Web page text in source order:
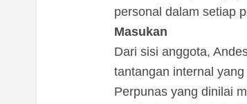
personal dalam setiap
Masukan
Dari sisi anggota,
tantangan internal
Perpunas yang dinilai